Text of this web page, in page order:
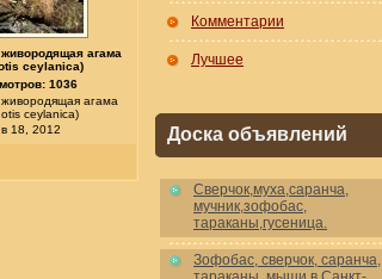
агама
ceylanica)
1036
агама
ceylanica)
18, 2012
Комментарии
Лучшее
Доска объявлений
Cверчок,муха,саранча,
мучник,зофобас,
тараканы,гусеница.
Зофобас, сверчок, саранча,